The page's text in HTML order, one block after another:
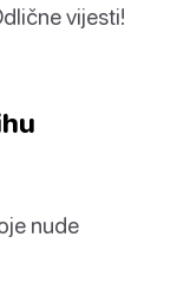
vijesti!
nude